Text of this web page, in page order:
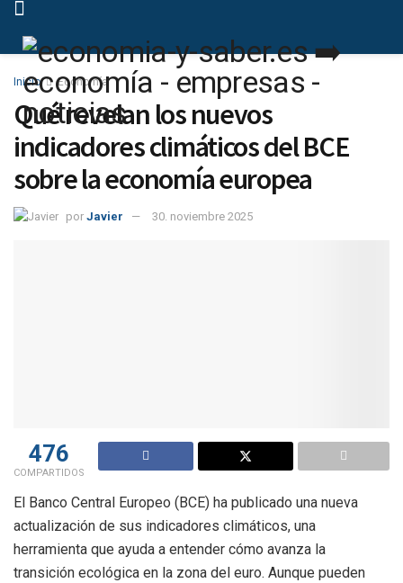
Inicio Economía
Qué revelan los nuevos
indicadores climáticos del BCE
sobre la economía europea
por Javier 30. noviembre 2025
476
COMPARTIDOS
El Banco Central Europeo (BCE) ha publicado una nueva
actualización de sus indicadores climáticos, una
herramienta que ayuda a entender cómo avanza la
transición ecológica en la zona del euro. Aunque pueden